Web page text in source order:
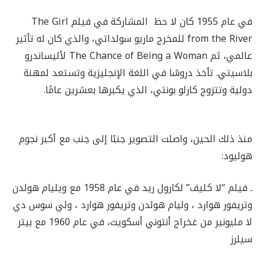
في عام 1955 كان لا حظ المشاركة في فيلم The Girl
from the River للمخرج ماريو سولداتي، والذي كان له تأثير
عالمي، ثم The Chance of Being a Woman لأليساندرو
بلاسيتي. تأخذ دروسًا في اللغة الإنجليزية وتستعد لمهنة
دولية وتتزوج كارلو بونتي، الذي يكبرها بعشرين عامًا.
منذ ذلك الحين، واصلت التصوير جنبًا إلى جنب مع أكبر نجوم
هوليود:
ـ فيلم “لا كليف” لكارول ريد في عام 1958 مع ويليام هولدن
وتريفور هوارد ، وليام هولدن وتريفور هوارد ، ولي سوس دي
لا مليونير من غخراج أنتوني أسكويث، في عام 1960 مع بيتر
سيلرز